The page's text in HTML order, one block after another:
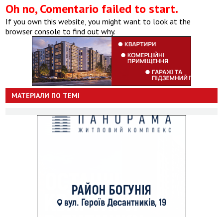
Oh no, Comentario failed to start.
If you own this website, you might want to look at the
browser console to find out why.
МАТЕРІАЛИ ПО ТЕМІ